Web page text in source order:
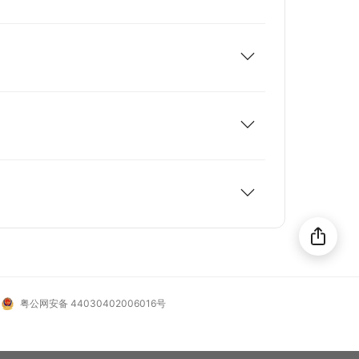
想去这里旅游吗？
粤公网安备 44030402006016号